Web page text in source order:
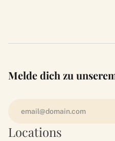
Locations
Melde dich zu